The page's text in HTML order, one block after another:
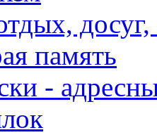
память
-